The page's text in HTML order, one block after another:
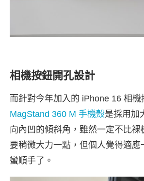
相機按鈕開孔設計
而針對今年加入的 iPhone 16 相機
MagStand 360 M 手機殼是採用加
向內凹的傾斜角，雖然一定不比裸
要稍微大力一點，但個人覺得適應
蠻順手了。